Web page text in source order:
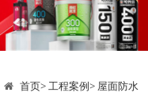
首页>工程案例> 屋面防水